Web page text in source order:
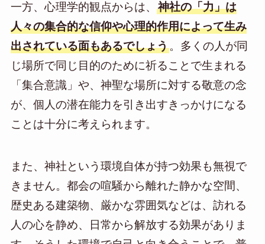
一方、心理学的観点からは、 神社の「力」は
人々の集合的な信仰や心理的作用によって生み
出されている面もあるでしょう。多くの人が同
じ場所で同じ目的のために祈ることで生まれる
「集合意識」や、神聖な場所に対する敬意の念
が、個人の潜在能力を引き出すきっかけになる
ことは十分に考えられます。
また、神社という環境自体が持つ効果も無視で
きません。都会の喧騒から離れた静かな空間、
歴史ある建築物、厳かな雰囲気などは、訪れる
人の心を静め、日常から解放する効果がありま